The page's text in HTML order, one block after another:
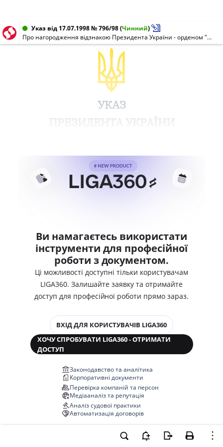
Указ від 17.07.1998 № 796/98(Чинний)
Про нагородження відзнакою Президента України - орденом "За заслуги"
УКАЗ
ПРЕЗИДЕНТА УКРАЇНИ
Ви намагаєтесь використати
інструменти для професійної
роботи з документом.
Ці можливості доступні тільки користувачам
LIGA360. Залишайте заявку та отримайте
доступ для професійної роботи прямо зараз.
ВХІД ДЛЯ КОРИСТУВАЧІВ LIGA360
ХОЧУ СПРОБУВАТИ LIGA360 - ОТРИМАТИ
ДОСТУП
Законодавство та аналітика
Корпоративні документи
Перевірка компаній та персон
Медіааналіз та репутація
Аналіз судової практики
Автоматизація договорів
НОВА LIGA360 ЗМІНЮЄ ВСЕ!